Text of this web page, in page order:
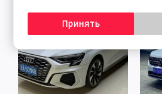
Принять